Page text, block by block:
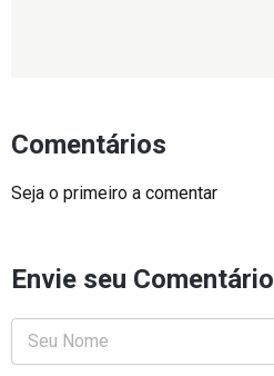
Comentários
Seja o primeiro a comentar
Envie seu Comentário